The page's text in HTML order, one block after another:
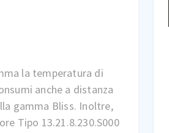
e comanda da
spegnimento
o altri dispositivi